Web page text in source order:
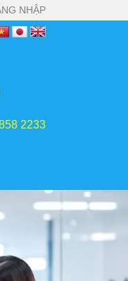
NHẬP
2233